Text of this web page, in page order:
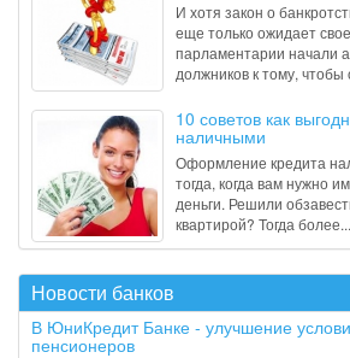
И хотя закон о
еще только ожидает
парламентарии начали
должников к тому, чтобы
10 советов как
наличными
Оформление кредита
тогда, когда вам нужно
деньги. Решили
квартирой? Тогда более...
Новости банков
В ЮниКредит Банке - улучшение
пенсионеров